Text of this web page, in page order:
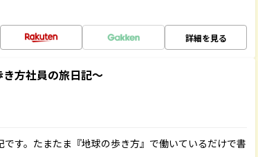
詳細を見る
方社員の旅日記～
す。たまたま『地球の歩き方』で働いているだけで書